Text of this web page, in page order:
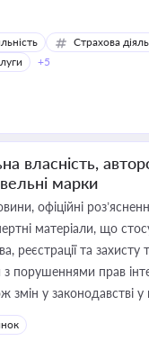
Страхова
+5
власність,
марки
офіційні
матеріали, що
реєстрації та захисту
порушеннями прав
змін у законодавстві у